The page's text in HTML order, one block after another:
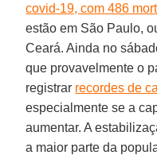
covid-19, com 486
estão em São Paulo,
Ceará. Ainda no
que provavelmente o
registrar recordes de
especialmente se a
aumentar. A
a maior parte da